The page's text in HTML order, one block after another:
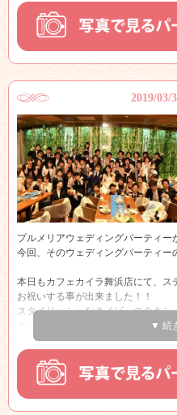
皆様新郎新婦様のところに群がり、
お二人もとっても嬉しそう☆彡
このようにお写真を高砂で撮って
すのでとってもきれいですね♪♪
本当にこのようにご友人の方々と
とても嬉しく思いました！！
井上様ご夫妻の末永いお幸せを心よ
本当におめでとうございます！！
2019/
プルメリアウェディングパーティ
今回、そのウェディングパーティー
本日もカフェカイラ舞浜店にて、ス
お祝いする事が出来ました！！
スタイリッシュなネイビーのタキシ
とってもかわいいドレスでご入場さ
溢れんばかりの拍手で迎えられたお
とびっきりの笑顔で
とっても幸せそうでした☆
▼ 続